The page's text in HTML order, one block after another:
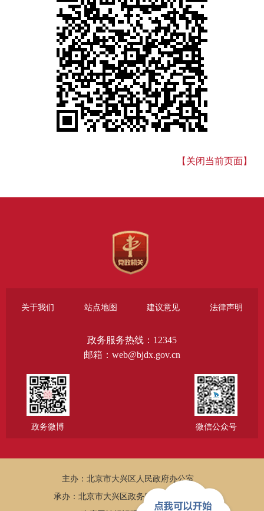
【关闭当前页面】
关于我们 站点地图 建议意见 法律声明
政务服务热线：12345
邮箱：web@bjdx.gov.cn
政务微博 微信公众号
主办：北京市大兴区人民政府办公室
承办：北京市大兴区政务服务和数据管理局